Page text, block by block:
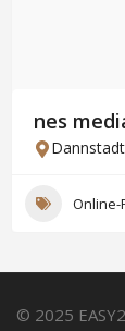
nes
Dannstadt
Online-
© 2025